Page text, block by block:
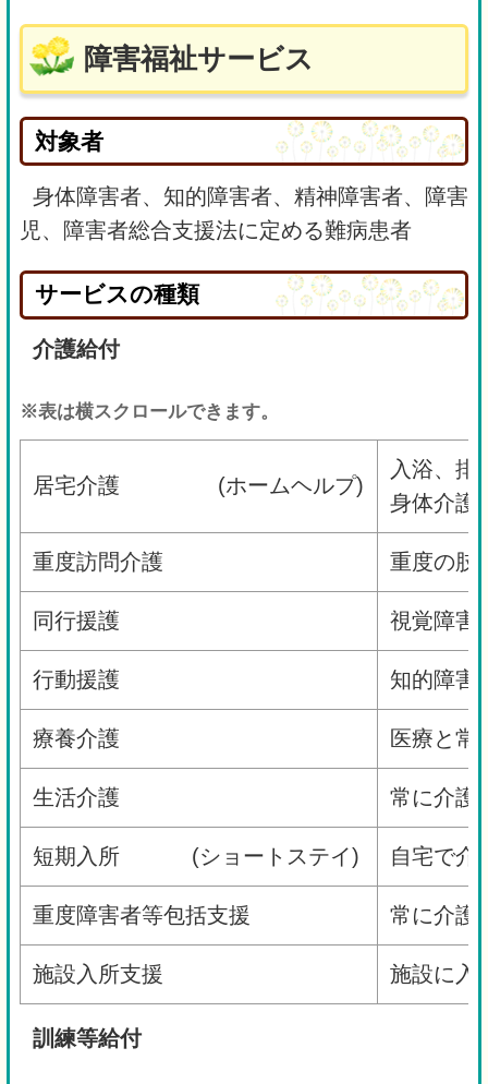
障害福祉サービス
対象者
身体障害者、知的障害者、精神障害者、障害
児、障害者総合支援法に定める難病患者
サービスの種類
介護給付
※表は横スクロールできます。
居宅介護 (ホームヘルプ)
入浴、排
身体介護
重度訪問介護 重度の肢
同行援護 視覚障害
行動援護 知的障害
療養介護 医療と常
生活介護 常に介護
短期入所 (ショートステイ) 自宅で介
重度障害者等包括支援 常に介護
施設入所支援 施設に入
訓練等給付